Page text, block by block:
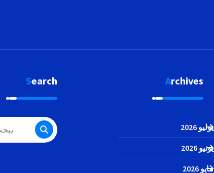
Archives
يوليو 2026
يونيو 2026
مايو 2026
Search
البحث
عن: